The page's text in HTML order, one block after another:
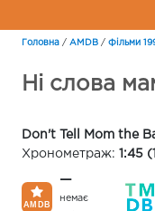
Головна / AMDB / Фільми
Ні слова
Don't Tell Mom the
Хронометраж: 1:45
—
немає